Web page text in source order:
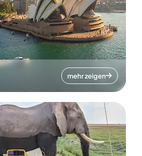
mehr zeigen